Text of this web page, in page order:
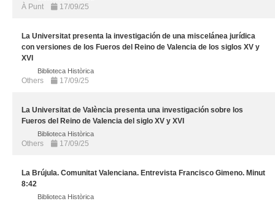
À Punt 17/09/25
La Universitat presenta la investigación de una miscelánea jurídica
con versiones de los Fueros del Reino de Valencia de los siglos XV y
XVI
Biblioteca Històrica
Others 17/09/25
La Universitat de València presenta una investigación sobre los
Fueros del Reino de Valencia del siglo XV y XVI
Biblioteca Històrica
Others 17/09/25
La Brújula. Comunitat Valenciana. Entrevista Francisco Gimeno. Minut
8:42
Biblioteca Històrica